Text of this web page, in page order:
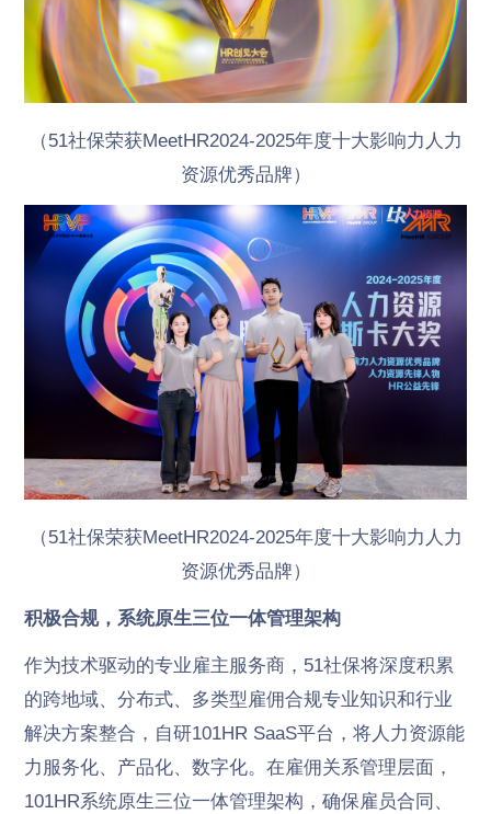
（51社保荣获MeetHR2024-2025年度十大影响力人力
资源优秀品牌）
（51社保荣获MeetHR2024-2025年度十大影响力人力
资源优秀品牌）
积极合规，系统原生三位一体管理架构
作为技术驱动的专业雇主服务商，51社保将深度积累
的跨地域、分布式、多类型雇佣合规专业知识和行业
解决方案整合，自研101HR SaaS平台，将人力资源能
力服务化、产品化、数字化。在雇佣关系管理层面，
101HR系统原生三位一体管理架构，确保雇员合同、